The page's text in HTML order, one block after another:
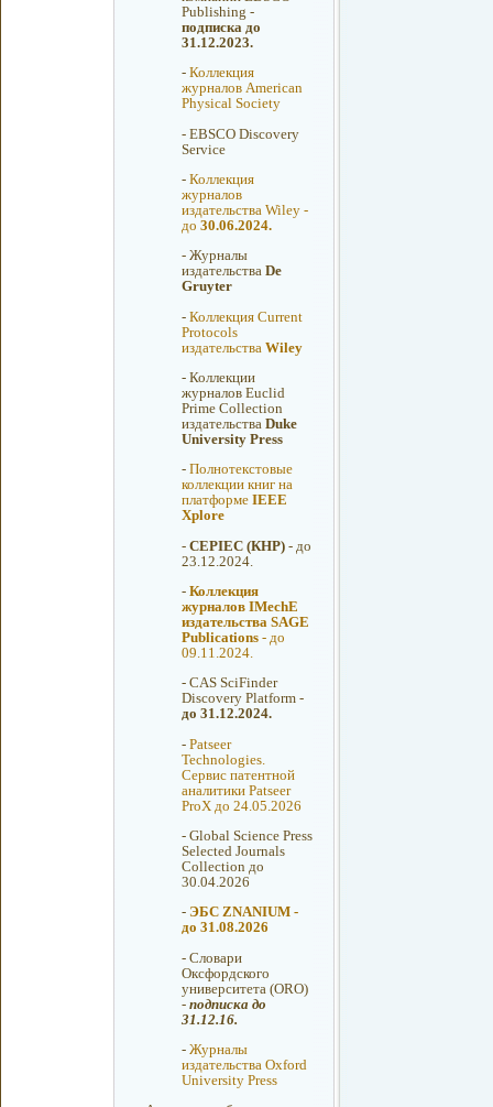
Publishing -
подписка до
31.12.2023.
- Коллекция
журналов American
Physical Society
- EBSCO Discovery
Service
- Коллекция
журналов
издательства Wiley -
до 30.06.2024.
- Журналы
издательства De
Gruyter
- Коллекция Current
Protocols
издательства Wiley
- Коллекции
журналов Euclid
Prime Collection
издательства Duke
University Press
- Полнотекстовые
коллекции книг на
платформе IEEE
Xplore
- CEPIEC (КНР)- до
23.12.2024.
- Коллекция
журналов IMechE
издательства SAGE
Publications- до
09.11.2024.
- CAS SciFinder
Discovery Platform -
до 31.12.2024.
- Patseer
Technologies.
Сервис патентной
аналитики Patseer
ProX до 24.05.2026
- Global Science Press
Selected Journals
Collection до
30.04.2026
- ЭБС ZNANIUM -
до 31.08.2026
- Словари
Оксфордcкого
университета (ORO)
- подписка до
31.12.16.
- Журналы
издательства Oxford
University Press